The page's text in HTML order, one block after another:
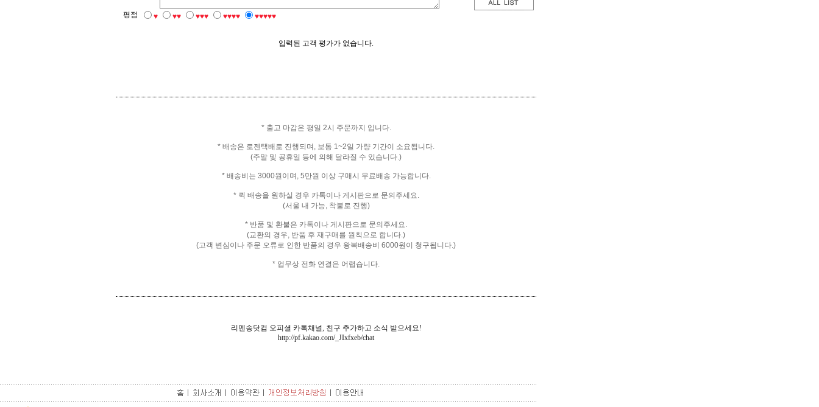
평점 ♥ ♥♥ ♥♥♥ ♥♥♥♥ ♥♥♥♥♥
입력된 고객 평가가 없습니다.
* 출고 마감은 평일 2시 주문까지 입니다.
* 배송은 로젠택배로 진행되며, 보통 1~2일 가량 기간이 소요됩니다.
(주말 및 공휴일 등에 의해 달라질 수 있습니다.)
* 배송비는 3000원이며, 5만원 이상 구매시 무료배송 가능합니다.
* 퀵 배송을 원하실 경우 카톡이나 게시판으로 문의주세요.
(서울 내 가능, 착불로 진행)
* 반품 및 환불은 카톡이나 게시판으로 문의주세요.
(교환의 경우, 반품 후 재구매를 원칙으로 합니다.)
(고객 변심이나 주문 오류로 인한 반품의 경우 왕복배송비 6000원이 청구됩니다.)
* 업무상 전화 연결은 어렵습니다.
리멘송닷컴 오피셜 카톡채널, 친구 추가하고 소식 받으세요!
http://pf.kakao.com/_JIxfxeb/chat